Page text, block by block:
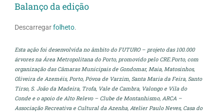
Balanço da edição
Descarregarfolheto.
Esta ação foi desenvolvida no âmbito do FUTURO – projeto das 100.000
árvores na Área Metropolitana do Porto, promovido pelo CRE.Porto, com
organização das Câmaras Municipais de Gondomar, Maia, Matosinhos,
Oliveira de Azeméis, Porto, Póvoa de Varzim, Santa Maria da Feira, Santo
Tirso, S. João da Madeira, Trofa, Vale de Cambra, Valongo e Vila do
Conde e o apoio de Alto Relevo – Clube de Montanhismo, ARCA –
Associação Recreativa e Cultural da Azenha, Atelier Paulo Neves, Casa do